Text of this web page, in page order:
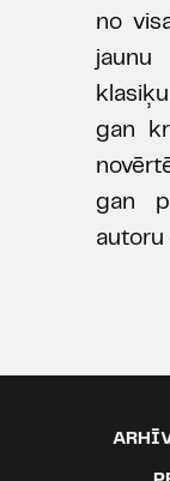
no
jaunu
gan
gan
autoru